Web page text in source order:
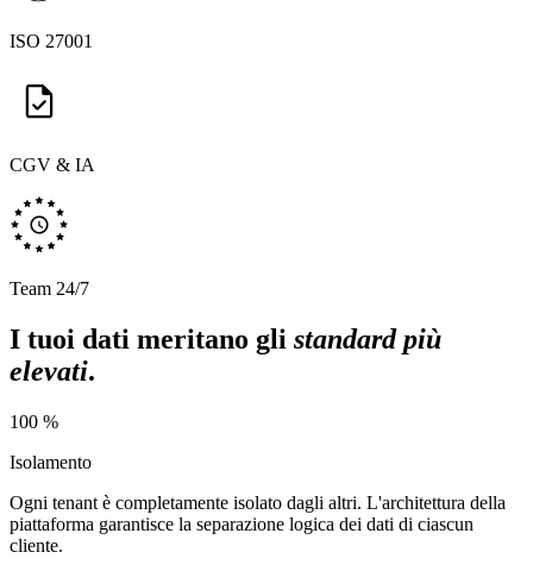
ISO 27001
CGV & IA
Team 24/7
I tuoi dati meritano gli standard più
elevati.
100 %
Isolamento
Ogni tenant è completamente isolato dagli altri. L'architettura della
piattaforma garantisce la separazione logica dei dati di ciascun
cliente.